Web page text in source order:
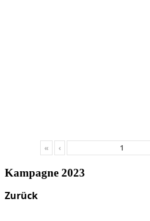
« ‹
Kampagne 2023
Zurück